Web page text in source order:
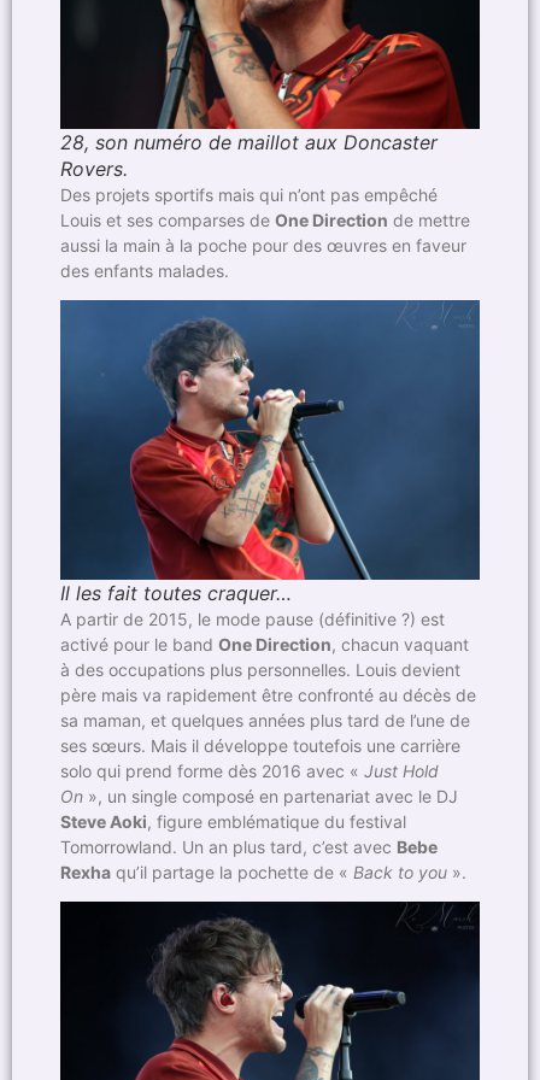
28, son numéro de maillot aux Doncaster
Rovers.
Des projets sportifs mais qui n’ont pas empêché
Louis et ses comparses de One Direction de mettre
aussi la main à la poche pour des œuvres en faveur
des enfants malades.
Il les fait toutes craquer…
A partir de 2015, le mode pause (définitive ?) est
activé pour le band One Direction, chacun vaquant
à des occupations plus personnelles. Louis devient
père mais va rapidement être confronté au décès de
sa maman, et quelques années plus tard de l’une de
ses sœurs. Mais il développe toutefois une carrière
solo qui prend forme dès 2016 avec « Just Hold
On », un single composé en partenariat avec le DJ
Steve Aoki, figure emblématique du festival
Tomorrowland. Un an plus tard, c’est avec Bebe
Rexha qu’il partage la pochette de « Back to you ».